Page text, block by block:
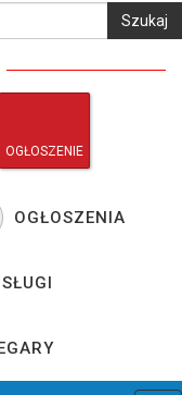
OGŁOSZENIE
OGŁOSZENIA